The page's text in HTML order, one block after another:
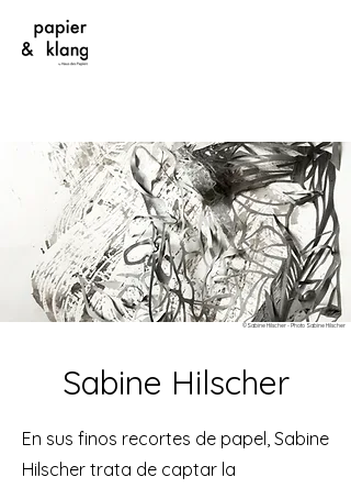
©Sabine Hilscher - Photo Sabine Hilscher
Sabine Hilscher
En sus finos recortes de papel, Sabine
Hilscher trata de captar la